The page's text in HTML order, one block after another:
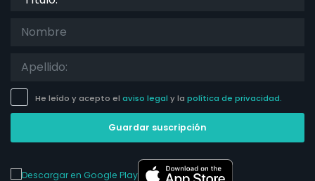
He leído y acepto el aviso legal y la política de privacidad.
Guardar suscripción